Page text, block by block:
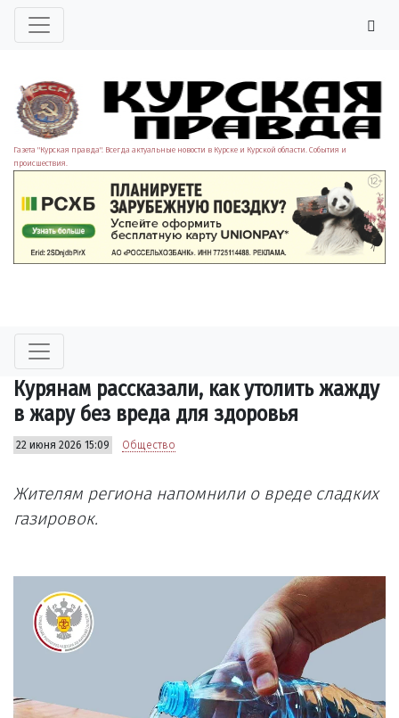
Газета "Курская правда". Всегда актуальные новости в Курске и Курской области. События и
происшествия.
Курянам рассказали, как утолить жажду
в жару без вреда для здоровья
22 июня 2026 15:09 Общество
Жителям региона напомнили о вреде сладких
газировок.